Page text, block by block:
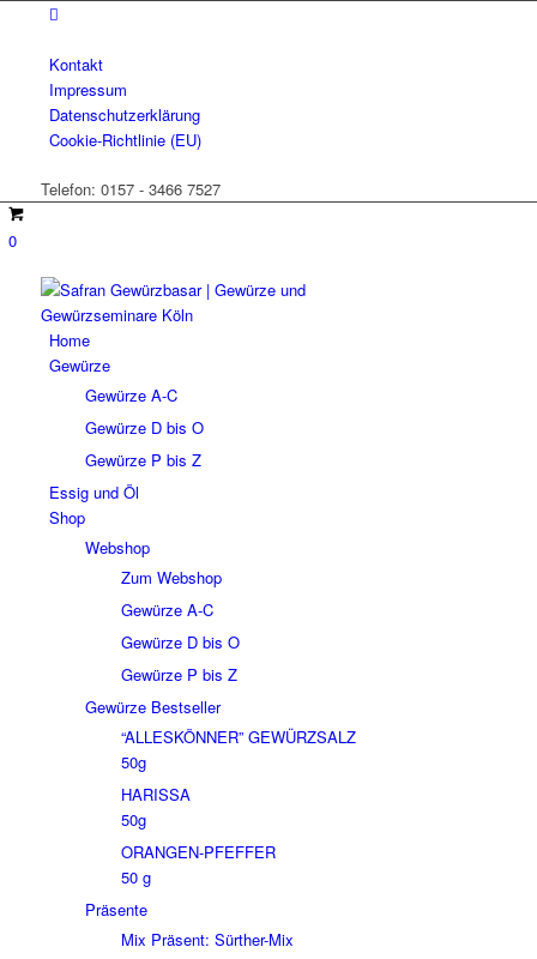
Kontakt
Impressum
Datenschutzerklärung
Cookie-Richtlinie (EU)
Telefon: 0157 - 3466 7527
0
Home
Gewürze
Gewürze A-C
Gewürze D bis O
Gewürze P bis Z
Essig und Öl
Shop
Webshop
Zum Webshop
Gewürze A-C
Gewürze D bis O
Gewürze P bis Z
Gewürze Bestseller
“ALLESKÖNNER” GEWÜRZSALZ
50g
HARISSA
50g
ORANGEN-PFEFFER
50 g
Präsente
Mix Präsent: Sürther-Mix